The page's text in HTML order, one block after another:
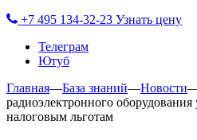
+7 495 134-32-23 Узнать цену
Телеграм
Ютуб
Главная—База знаний—Новости
радиоэлектронного
налоговым льготам